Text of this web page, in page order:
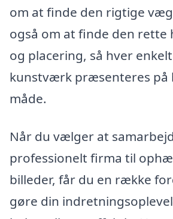
om at finde den rigtige
også om at finde den rette
og placering, så hver
kunstværk præsenteres på
måde.
Når du vælger at
professionelt firma til
billeder, får du en række
gøre din